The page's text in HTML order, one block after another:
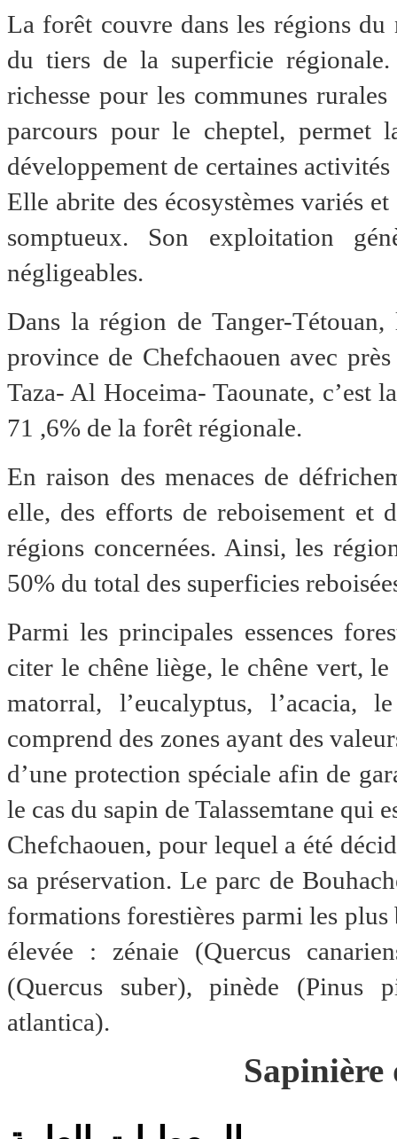
La forêt couvre dans les régions du
du tiers de la superficie
richesse pour les communes
parcours pour le cheptel, permet
développement de certaines
Elle abrite des écosystèmes variés
somptueux. Son exploitation
négligeables.
Dans la région de Tanger-
province de Chefchaouen avec
Taza- Al Hoceima- Taounate, c’est
71 ,6% de la forêt régionale.
En raison des menaces de
elle, des efforts de reboisement et
régions concernées. Ainsi, les
50% du total des superficies
Parmi les principales essences
citer le chêne liège, le chêne vert,
matorral, l’eucalyptus,
comprend des zones ayant des
d’une protection spéciale afin de
le cas du sapin de Talassemtane qui
Chefchaouen, pour lequel a été
sa préservation. Le parc de
formations forestières parmi les
élevée : zénaie (Quercus
(Quercus suber), pinède (Pinus
atlantica).
Sapinière